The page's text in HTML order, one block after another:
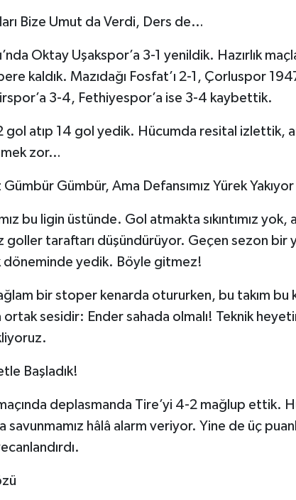
Bize Umut da Verdi, Ders de…
Oktay Uşakspor’a 3-1 yenildik. Hazırlık
kaldık. Mazıdağı Fosfat’ı 2-1, Çorluspor
3-4, Fethiyespor’a ise 3-4 kaybettik.
gol atıp 14 gol yedik. Hücumda resital izlettik,
zor…
Gümbür, Ama Defansımız Yürek Yakıyor
bu ligin üstünde. Gol atmakta sıkıntımız yok,
goller taraftarı düşündürüyor. Geçen sezon bir
döneminde yedik. Böyle gitmez!
bir stoper kenarda otururken, bu takım bu
ortak sesidir: Ender sahada olmalı! Teknik
Başladık!
deplasmanda Tire’yi 4-2 mağlup ettik.
savunmamız hâlâ alarm veriyor. Yine de üç